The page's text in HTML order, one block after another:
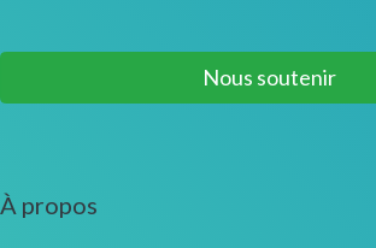
Nous soutenir
À propos